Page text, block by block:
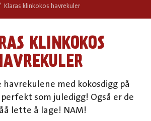
Klaras klinkokos havrekuler
KLINKOKOS
havrekulene med kokosdigg på
som juledigg! Også er de
lette å lage! NAM!